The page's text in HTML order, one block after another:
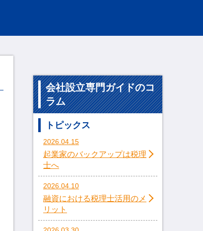
会社設立専門ガイドのコ
ラム
トピックス
2026.04.15
起業家のバックアップは税理
士へ
2026.04.10
融資における税理士活用のメ
リット